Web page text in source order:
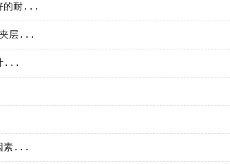
的耐...
夹层...
...
素...